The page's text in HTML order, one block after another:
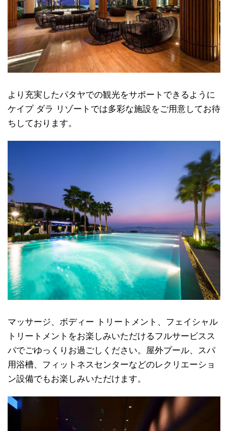
より充実したパタヤでの観光をサポートできるように
ケイプ ダラ リゾートでは多彩な施設をご用意してお待
ちしております。
マッサージ、ボディー トリートメント、フェイシャル
トリートメントをお楽しみいただけるフルサービスス
パでごゆっくりお過ごしください。屋外プール、スパ
用浴槽、フィットネスセンターなどのレクリエーショ
ン設備でもお楽しみいただけます。